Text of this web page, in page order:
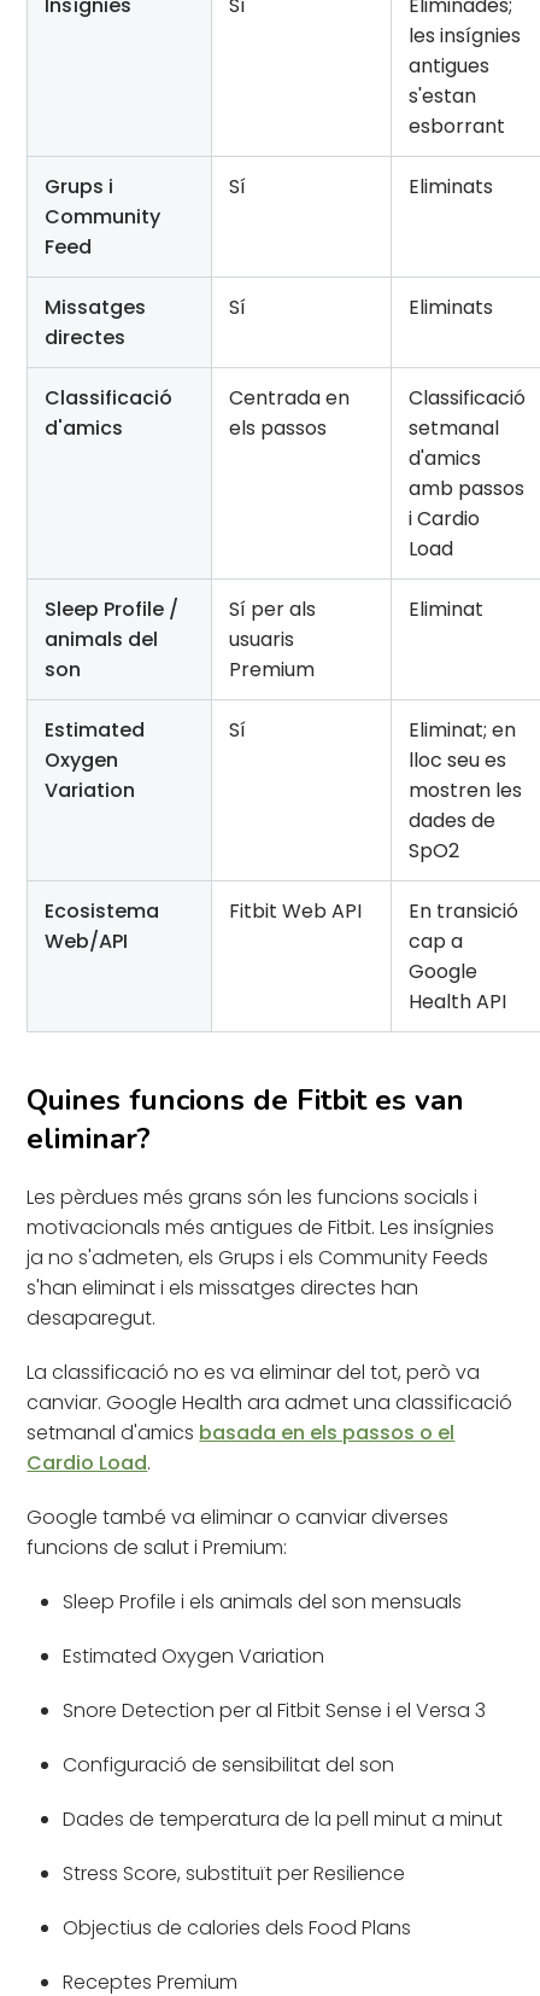
les insígnies
antigues
s'estan
esborrant
Grups i
Community
Feed
Sí Eliminats
Missatges
directes
Sí Eliminats
Classificació
d'amics
Centrada en
els passos
Classificació
setmanal
d'amics
amb passos
i Cardio
Load
Sleep Profile /
animals del
son
Sí per als
usuaris
Premium
Eliminat
Estimated
Oxygen
Variation
Sí
Eliminat; en
lloc seu es
mostren les
dades de
SpO2
Ecosistema
Web/API
Fitbit Web API
En transició
cap a
Google
Health API
Quines funcions de Fitbit es van
eliminar?
Les pèrdues més grans són les funcions socials i
motivacionals més antigues de Fitbit. Les insígnies
ja no s'admeten, els Grups i els Community Feeds
s'han eliminat i els missatges directes han
desaparegut.
La classificació no es va eliminar del tot, però va
canviar. Google Health ara admet una classificació
setmanal d'amics basada en els passos o el
Cardio Load.
Google també va eliminar o canviar diverses
funcions de salut i Premium:
Sleep Profile i els animals del son mensuals
Estimated Oxygen Variation
Snore Detection per al Fitbit Sense i el Versa 3
Configuració de sensibilitat del son
Dades de temperatura de la pell minut a minut
Stress Score, substituït per Resilience
Objectius de calories dels Food Plans
Receptes Premium